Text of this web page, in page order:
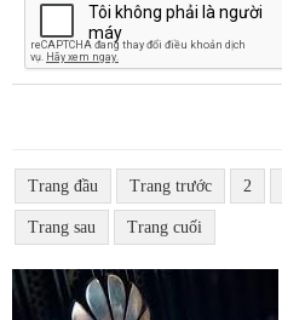
Trang đầu Trang trước 2
Trang sau Trang cuối